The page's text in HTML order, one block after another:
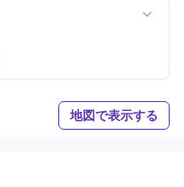
地図で表示する